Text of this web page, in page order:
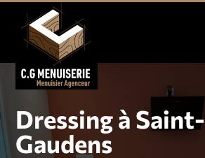
Dressing à Saint-
Gaudens